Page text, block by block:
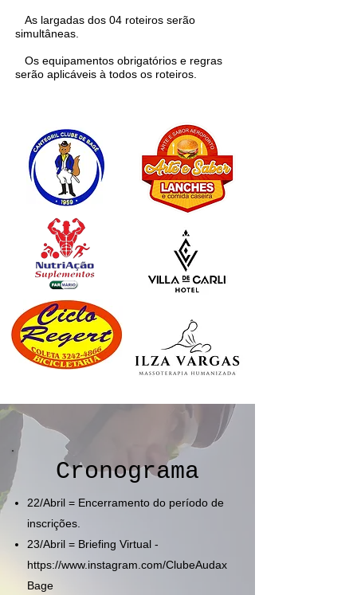
As largadas dos 04 roteiros serão
simultâneas.
Os equipamentos obrigatórios e regras
serão aplicáveis à todos os roteiros.
Cronograma
22/Abril = Encerramento do período de
inscrições.
23/Abril = Briefing Virtual -
https://www.instagram.com/ClubeAudax
Bage